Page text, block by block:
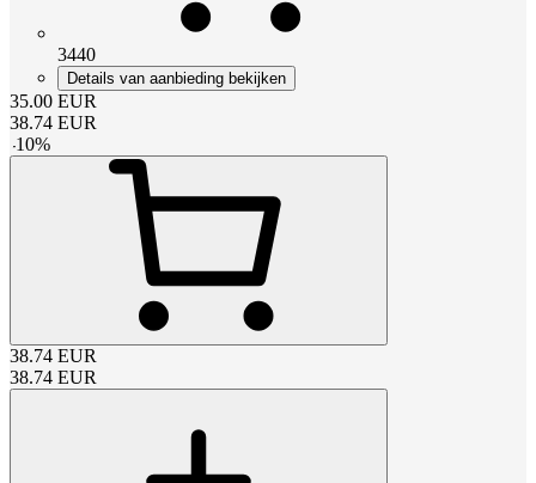
3440
Details van aanbieding bekijken
35.00 EUR
38.74 EUR
-10%
38.74 EUR
38.74 EUR